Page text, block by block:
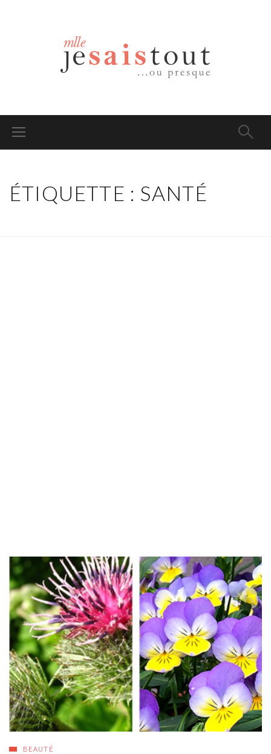
ÉTIQUETTE : SANTÉ
BEAUTÉ